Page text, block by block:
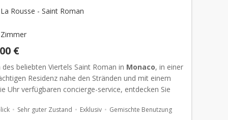
Rousse - Saint Roman
€
des beliebten Viertels Saint Roman in Monaco, in einer
Residenz nahe den Stränden und mit einem
Uhr verfügbaren concierge-service, entdecken Sie
Sehr guter Zustand Exklusiv Gemischte Benutzung